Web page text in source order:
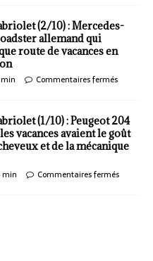
(2/10) : Mercedes-
allemand qui
route de vacances en
Commentaires fermés
(1/10) : Peugeot 204
vacances avaient le goût
et de la mécanique
min Commentaires fermés